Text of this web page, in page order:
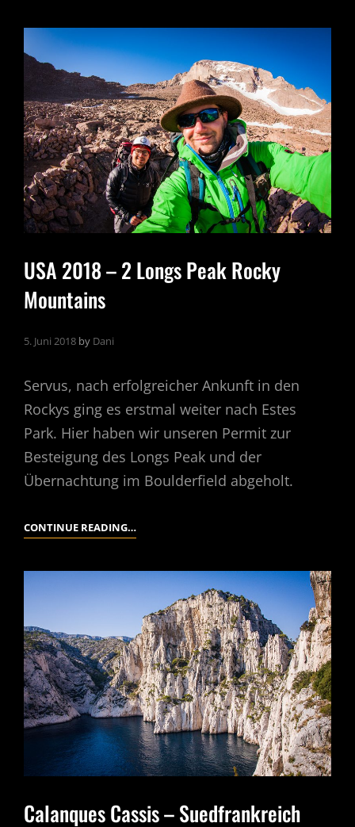
2019
KLETTERAUFTAKT
USA 2018 – 2 Longs Peak Rocky
Mountains
5. Juni 2018 by Dani
Servus, nach erfolgreicher Ankunft in den
Rockys ging es erstmal weiter nach Estes
Park. Hier haben wir unseren Permit zur
Besteigung des Longs Peak und der
Übernachtung im Boulderfield abgeholt.
CONTINUE READING…USA
–
LONGS
PEAK
ROCKY
MOUNTAINS
Calanques Cassis – Suedfrankreich